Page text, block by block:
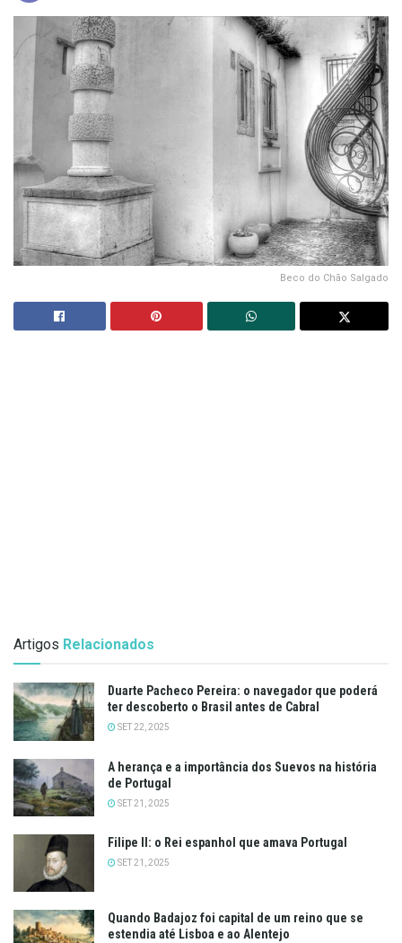
Beco do Chão Salgado
Artigos Relacionados
Duarte Pacheco Pereira: o navegador que poderá
ter descoberto o Brasil antes de Cabral
SET 22, 2025
A herança e a importância dos Suevos na história
de Portugal
SET 21, 2025
Filipe II: o Rei espanhol que amava Portugal
SET 21, 2025
Quando Badajoz foi capital de um reino que se
estendia até Lisboa e ao Alentejo